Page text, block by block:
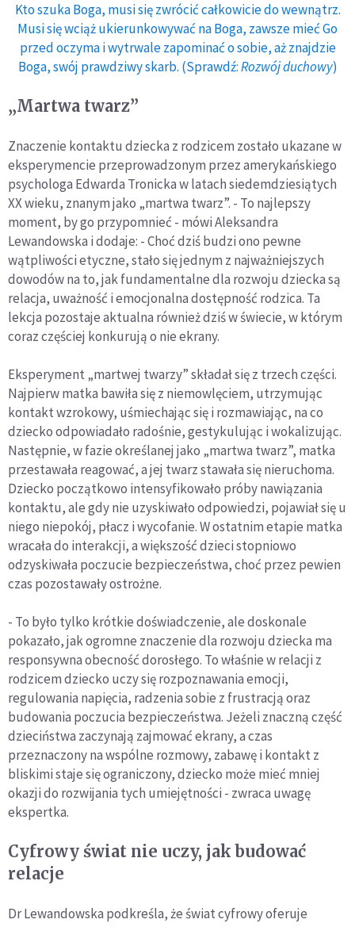
Kto szuka Boga, musi się zwrócić całkowicie do wewnątrz.
Musi się wciąż ukierunkowywać na Boga, zawsze mieć Go
przed oczyma i wytrwale zapominać o sobie, aż znajdzie
Boga, swój prawdziwy skarb. (Sprawdź:Rozwój duchowy)
„Martwa twarz”
Znaczenie kontaktu dziecka z rodzicem zostało ukazane w
eksperymencie przeprowadzonym przez amerykańskiego
psychologa Edwarda Tronicka w latach siedemdziesiątych
XX wieku, znanym jako „martwa twarz”. - To najlepszy
moment, by go przypomnieć - mówi Aleksandra
Lewandowska i dodaje: - Choć dziś budzi ono pewne
wątpliwości etyczne, stało się jednym z najważniejszych
dowodów na to, jak fundamentalne dla rozwoju dziecka są
relacja, uważność i emocjonalna dostępność rodzica. Ta
lekcja pozostaje aktualna również dziś w świecie, w którym
coraz częściej konkurują o nie ekrany.
Eksperyment „martwej twarzy” składał się z trzech części.
Najpierw matka bawiła się z niemowlęciem, utrzymując
kontakt wzrokowy, uśmiechając się i rozmawiając, na co
dziecko odpowiadało radośnie, gestykulując i wokalizując.
Następnie, w fazie określanej jako „martwa twarz”, matka
przestawała reagować, a jej twarz stawała się nieruchoma.
Dziecko początkowo intensyfikowało próby nawiązania
kontaktu, ale gdy nie uzyskiwało odpowiedzi, pojawiał się u
niego niepokój, płacz i wycofanie. W ostatnim etapie matka
wracała do interakcji, a większość dzieci stopniowo
odzyskiwała poczucie bezpieczeństwa, choć przez pewien
czas pozostawały ostrożne.
- To było tylko krótkie doświadczenie, ale doskonale
pokazało, jak ogromne znaczenie dla rozwoju dziecka ma
responsywna obecność dorosłego. To właśnie w relacji z
rodzicem dziecko uczy się rozpoznawania emocji,
regulowania napięcia, radzenia sobie z frustracją oraz
budowania poczucia bezpieczeństwa. Jeżeli znaczną część
dzieciństwa zaczynają zajmować ekrany, a czas
przeznaczony na wspólne rozmowy, zabawę i kontakt z
bliskimi staje się ograniczony, dziecko może mieć mniej
okazji do rozwijania tych umiejętności - zwraca uwagę
ekspertka.
Cyfrowy świat nie uczy, jak budować
relacje
Dr Lewandowska podkreśla, że świat cyfrowy oferuje